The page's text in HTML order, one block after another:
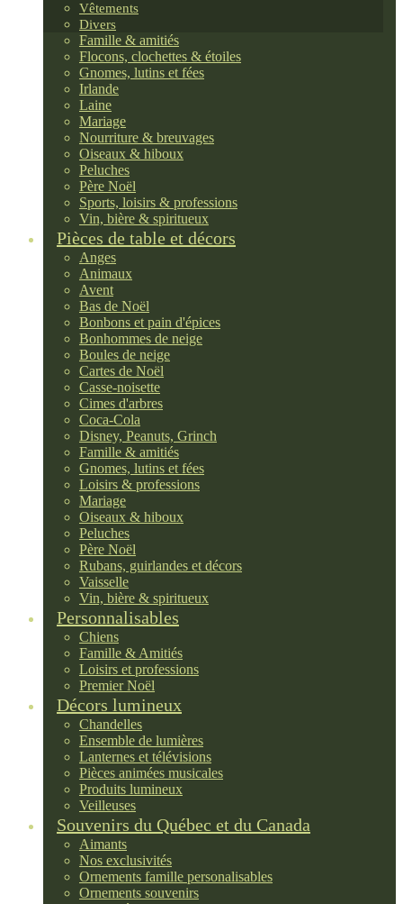
Vêtements
Divers
Famille & amitiés
Flocons, clochettes & étoiles
Gnomes, lutins et fées
Irlande
Laine
Mariage
Nourriture & breuvages
Oiseaux & hiboux
Peluches
Père Noël
Sports, loisirs & professions
Vin, bière & spiritueux
Pièces de table et décors
Anges
Animaux
Avent
Bas de Noël
Bonbons et pain d'épices
Bonhommes de neige
Boules de neige
Cartes de Noël
Casse-noisette
Cimes d'arbres
Coca-Cola
Disney, Peanuts, Grinch
Famille & amitiés
Gnomes, lutins et fées
Loisirs & professions
Mariage
Oiseaux & hiboux
Peluches
Père Noël
Rubans, guirlandes et décors
Vaisselle
Vin, bière & spiritueux
Personnalisables
Chiens
Famille & Amitiés
Loisirs et professions
Premier Noël
Décors lumineux
Chandelles
Ensemble de lumières
Lanternes et télévisions
Pièces animées musicales
Produits lumineux
Veilleuses
Souvenirs du Québec et du Canada
Aimants
Nos exclusivités
Ornements famille personalisables
Ornements souvenirs